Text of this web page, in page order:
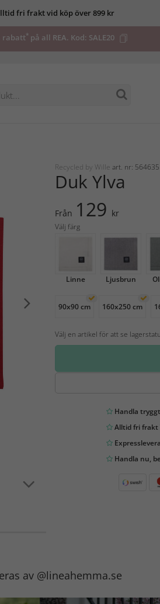
fri frakt vid köp över 899 kr
rabatt*på all REA. Kod: SALE20
Recycled by Wille art. nr: 564635
Duk Ylva
Från 129 kr
Välj färg
Linne Ljusbrun
90x90 cm 160x250 cm
Välj en artikel för att se
Handla tryggt
Alltid fri frakt
Handla nu,
av @lineahemma.se